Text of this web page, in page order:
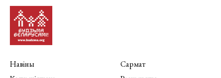
Навіны
Сармат